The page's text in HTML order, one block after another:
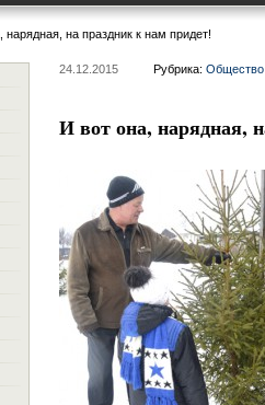
нарядная, на праздник к нам придет!
24.12.2015 Рубрика: Общество
И вот она, нарядная,